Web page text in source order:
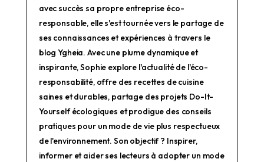
avec succès sa propre entreprise éco-
responsable, elle s'est tournée vers le partage de
ses connaissances et expériences à travers le
blog Ygheia. Avec une plume dynamique et
inspirante, Sophie explore l'actualité de l'éco-
responsabilité, offre des recettes de cuisine
saines et durables, partage des projets Do-It-
Yourself écologiques et prodigue des conseils
pratiques pour un mode de vie plus respectueux
de l'environnement. Son objectif ? Inspirer,
informer et aider ses lecteurs à adopter un mode